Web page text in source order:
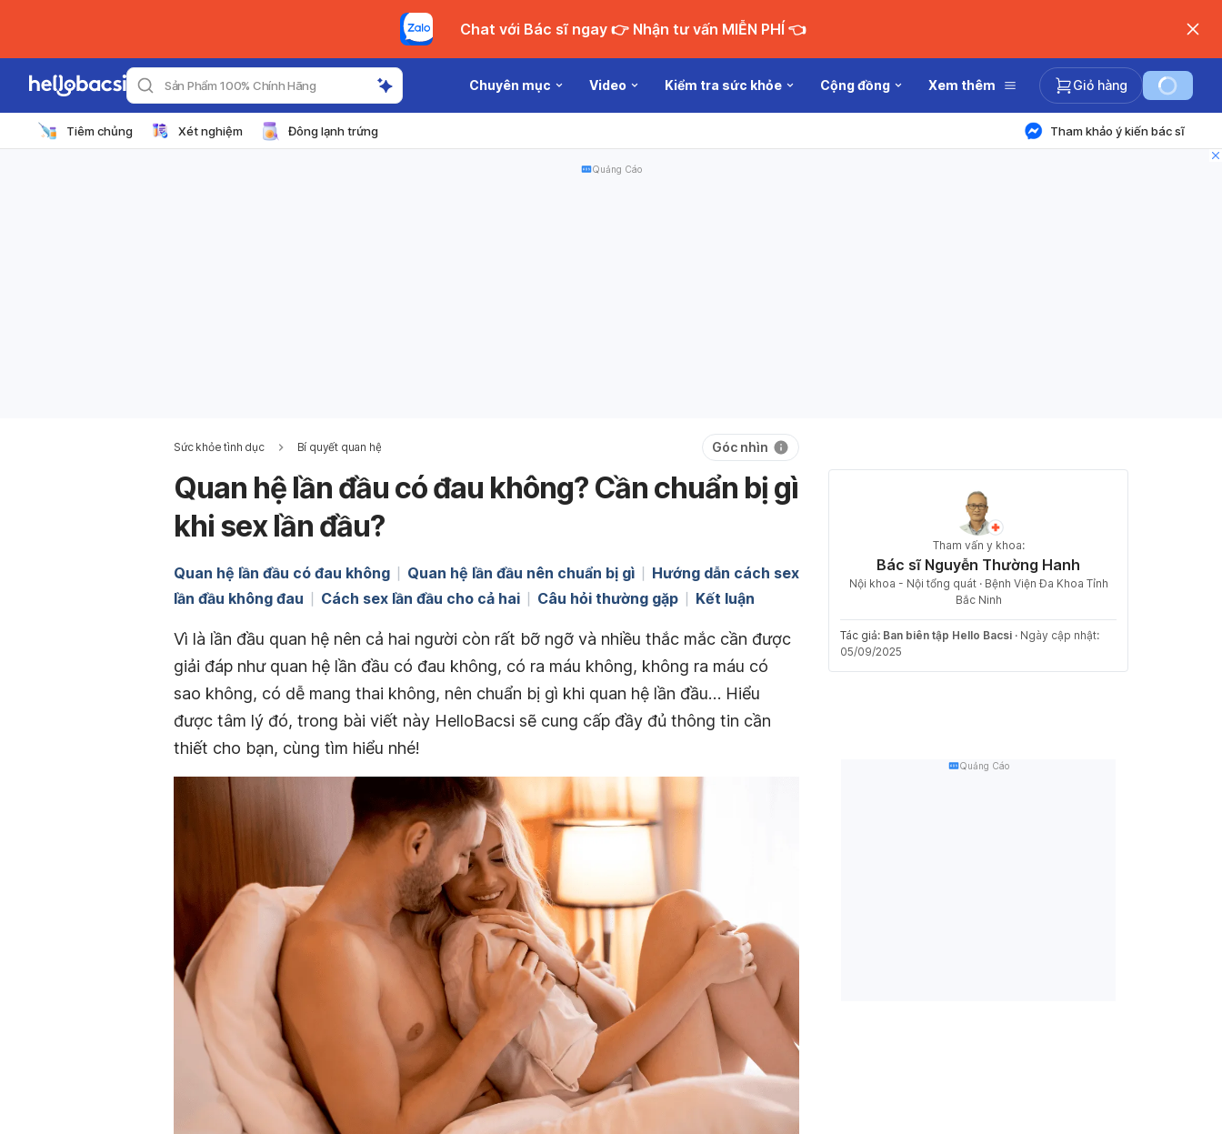
Chat với Bác sĩ ngay 👉 Nhận tư vấn MIỄN PHÍ 👈
Sản Phẩm 100% Chính Hãng Chuyên mục Video Kiểm tra sức khỏe Cộng đồng Xem thêm Giỏ hàng
Tiêm chủng Xét nghiệm Đông lạnh trứng Tham khảo ý kiến bác sĩ
Quảng Cáo
Sức khỏe tình dục Bí quyết quan hệ Góc nhìn
Quan hệ lần đầu có đau không? Cần chuẩn bị gì
khi sex lần đầu?
Quan hệ lần đầu có đau không Quan hệ lần đầu nên chuẩn bị gì
Hướng dẫn cách sex
lần đầu không đau
Cách sex lần đầu cho cả hai Câu hỏi thường gặp Kết luận
Vì là lần đầu quan hệ nên cả hai người còn rất bỡ ngỡ và nhiều thắc mắc cần được
giải đáp như quan hệ lần đầu có đau không, có ra máu không, không ra máu có
sao không, có dễ mang thai không, nên chuẩn bị gì khi quan hệ lần đầu… Hiểu
được tâm lý đó, trong bài viết này HelloBacsi sẽ cung cấp đầy đủ thông tin cần
thiết cho bạn, cùng tìm hiểu nhé!
Tham vấn y khoa:
Bác sĩ Nguyễn Thường Hanh
Nội khoa - Nội tổng quát · Bệnh Viện Đa Khoa Tỉnh
Bắc Ninh
Tác giả: Ban biên tập Hello Bacsi · Ngày cập nhật:
05/09/2025
Quảng Cáo